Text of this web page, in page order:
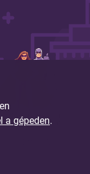
a gépeden.
jog